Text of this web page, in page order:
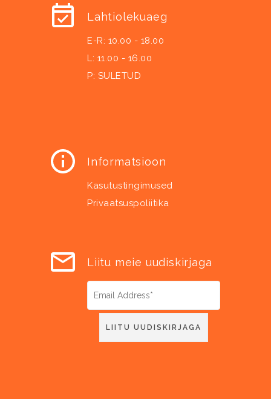
Lahtiolekuaeg
E-R: 10.00 - 18.00
L: 11.00 - 16.00
P: SULETUD
Informatsioon
Kasutustingimused
Privaatsuspoliitika
Liitu meie uudiskirjaga